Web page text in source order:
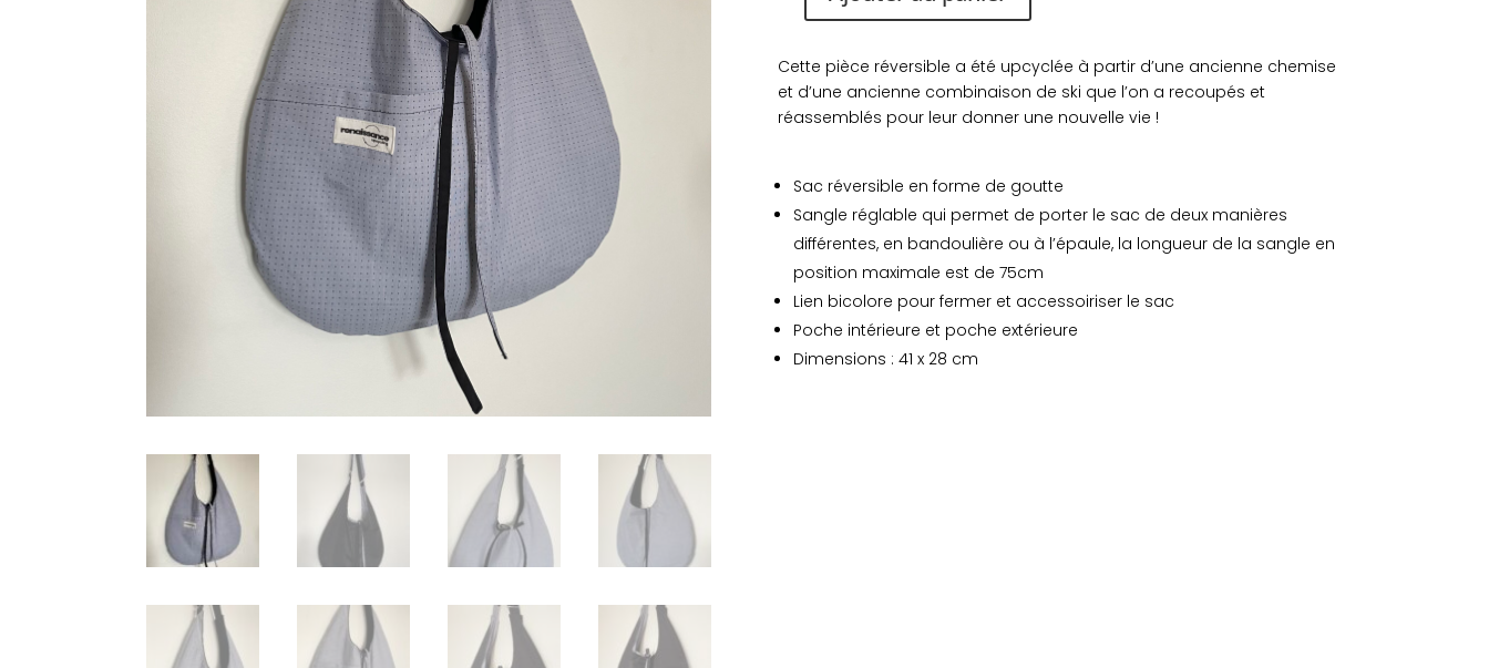
quantité
Hobo
bag
réversible
bleu
ciel
Cette pièce réversible a été upcyclée à partir d’une ancienne chemise
et d’une ancienne combinaison de ski que l’on a recoupés et
réassemblés pour leur donner une nouvelle vie !
Sac réversible en forme de goutte
Sangle réglable qui permet de porter le sac de deux manières
différentes, en bandoulière ou à l’épaule, la longueur de la sangle en
position maximale est de 75cm
Lien bicolore pour fermer et accessoiriser le sac
Poche intérieure et poche extérieure
Dimensions : 41 x 28 cm